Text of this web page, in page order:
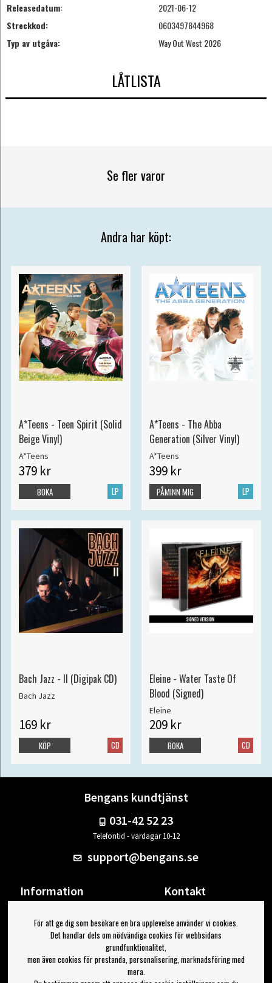
Releasedatum:
2021-06-12
Streckkod:
0603497844968
Typ av utgåva:
Way Out West 2026
LÅTLISTA
Se fler varor
Andra har köpt:
A*Teens - Teen Spirit (Solid
Beige Vinyl)
A*Teens
379 kr
LP
BOKA
A*Teens - The Abba
Generation (Silver Vinyl)
A*Teens
399 kr
LP
PÅMINN MIG
Bach Jazz - II (Digipak CD)
Bach Jazz
169 kr
CD
KÖP
Eleine - Water Taste Of
Blood (Signed)
Eleine
209 kr
CD
BOKA
Bengans kundtjänst
031-42 52 23
Telefontid - vardagar 10-12
support@bengans.se
Information
Om Bengans
FAQ / Köp- & Leveransvillkor
Kontakt
Din sida
Logga ut
Jag vill ha tips från Bengans
För att ge dig som besökare en bra upplevelse använder vi cookies.
Det handlar dels om nödvändiga cookies för webbsidans
grundfunktionalitet,
men även cookies för prestanda, personalisering, marknadsföring med
mera.